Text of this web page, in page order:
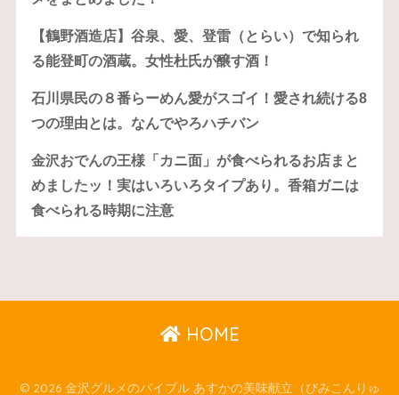
【鶴野酒造店】谷泉、愛、登雷（とらい）で知られ
る能登町の酒蔵。女性杜氏が醸す酒！
石川県民の８番らーめん愛がスゴイ！愛され続ける8
つの理由とは。なんでやろハチバン
金沢おでんの王様「カニ面」が食べられるお店まと
めましたッ！実はいろいろタイプあり。香箱ガニは
食べられる時期に注意
HOME
© 2026 金沢グルメのバイブル あすかの美味献立（びみこんりゅ